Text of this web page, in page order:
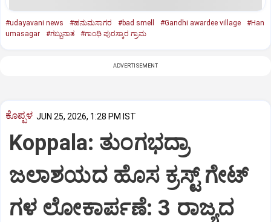
#udayavani news #ಹನುಮಸಾಗರ #bad smell #Gandhi awardee village
#Han
umasagar
#ಗಬ್ಬುನಾತ #ಗಾಂಧಿ ಪುರಸ್ಕಾರ ಗ್ರಾಮ
ADVERTISEMENT
ಕೊಪ್ಪಳ JUN 25, 2026, 1:28 PM IST
Koppala: ತುಂಗಭದ್ರಾ
ಜಲಾಶಯದ ಹೊಸ ಕ್ರಸ್ಟ್‌ ಗೇಟ್‌
ಗಳ ಲೋಕಾರ್ಪಣೆ: 3 ರಾಜ್ಯದ